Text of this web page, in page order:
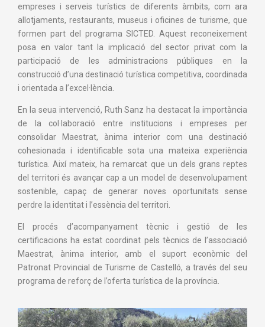
empreses i serveis turístics de diferents àmbits, com ara
allotjaments, restaurants, museus i oficines de turisme, que
formen part del programa SICTED. Aquest reconeixement
posa en valor tant la implicació del sector privat com la
participació de les administracions públiques en la
construcció d’una destinació turística competitiva, coordinada
i orientada a l’excel·lència.
En la seua intervenció, Ruth Sanz ha destacat la importància
de la col·laboració entre institucions i empreses per
consolidar Maestrat, ànima interior com una destinació
cohesionada i identificable sota una mateixa experiència
turística. Així mateix, ha remarcat que un dels grans reptes
del territori és avançar cap a un model de desenvolupament
sostenible, capaç de generar noves oportunitats sense
perdre la identitat i l’essència del territori.
El procés d’acompanyament tècnic i gestió de les
certificacions ha estat coordinat pels tècnics de l’associació
Maestrat, ànima interior, amb el suport econòmic del
Patronat Provincial de Turisme de Castelló, a través del seu
programa de reforç de l’oferta turística de la província.